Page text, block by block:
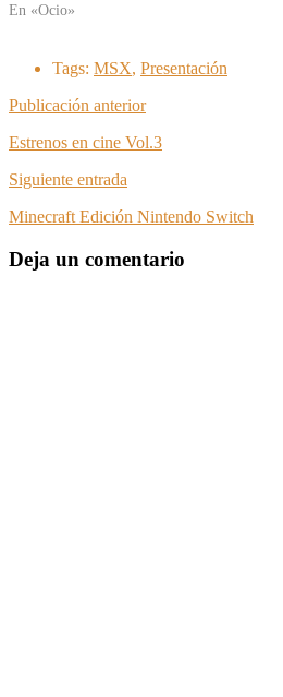
En «Ocio»
Tags: MSX, Presentación
Publicación anterior
Estrenos en cine Vol.3
Siguiente entrada
Minecraft Edición Nintendo Switch
Deja un comentario